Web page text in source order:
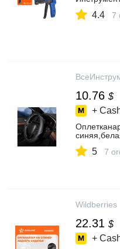
4.4 7
10.76 $
+
5 7
Wildberries
22.31 $
+